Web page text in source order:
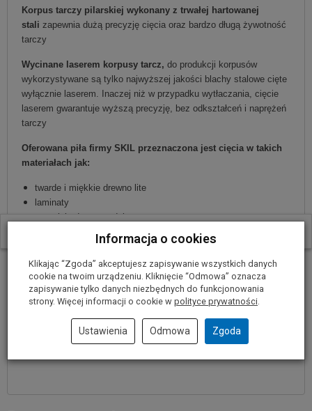
Korpus tarczy pilarskiej wykonany z trwałej hartowanej
stali zapewnia dużą precyzję cięcia oraz bardzo długą żywotność
tarczy
Wycinane laserem korpusy tarcz, do produkcji korpusów
wykorzystywane są tylko najwyższej jakości blachy stalowe cięte
wyłącznie laserem. Inaczej niż w przypadku wytłaczania, cięcie
laserem gwarantuje wyższą precyzję, bez odkształceń i naprężeń
tarczy
Oferowana piła firmy SKIL przeznaczona jest cięcia w takich
materiałach jak:
twarde i miękkie drewno lite
laminaty
materiały drewnopodobne
płyty wiórowe jednostronnie laminowane
płyty wiórowe dwustronnie laminowane
tworzywa sztuczne i PCV
aluminium
W ostatnich 30 dniach produktem interesuje się
Informacja o cookies
Klikając “Zgoda” akceptujesz zapisywanie wszystkich danych
cookie na twoim urządzeniu. Kliknięcie “Odmowa” oznacza
zapisywanie tylko danych niezbędnych do funkcjonowania
strony. Więcej informacji o cookie w polityce prywatności
Ustawienia Odmowa Zgoda